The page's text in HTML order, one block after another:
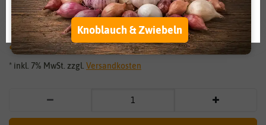
Tütchen)
29,00 €
*
* inkl. 7% MwSt. zzgl. Versandkosten
Auswahl akzeptieren
Knoblauch & Zwiebeln